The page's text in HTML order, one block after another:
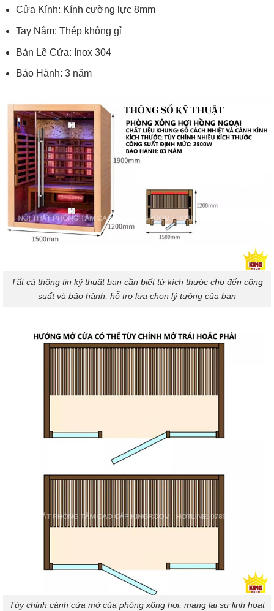
Cửa Kính: Kính cường lực 8mm
Tay Nắm: Thép không gỉ
Bản Lề Cửa: Inox 304
Bảo Hành: 3 năm
Tất cả thông tin kỹ thuật bạn cần biết từ kích thước cho đến công
suất và bảo hành, hỗ trợ lựa chọn lý tưởng của bạn
Tùy chỉnh cánh cửa mở của phòng xông hơi, mang lại sự linh hoạt